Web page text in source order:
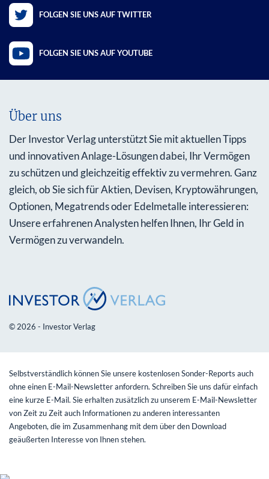
FOLGEN SIE UNS AUF TWITTER
FOLGEN SIE UNS AUF YOUTUBE
Über uns
Der Investor Verlag unterstützt Sie mit aktuellen Tipps
und innovativen Anlage-Lösungen dabei, Ihr Vermögen
zu schützen und gleichzeitig effektiv zu vermehren. Ganz
gleich, ob Sie sich für Aktien, Devisen, Kryptowährungen,
Optionen, Megatrends oder Edelmetalle interessieren:
Unsere erfahrenen Analysten helfen Ihnen, Ihr Geld in
Vermögen zu verwandeln.
© 2026 - Investor Verlag
Selbstverständlich können Sie unsere kostenlosen Sonder-Reports auch
ohne einen E-Mail-Newsletter anfordern. Schreiben Sie uns dafür einfach
eine kurze E-Mail. Sie erhalten zusätzlich zu unserem E-Mail-Newsletter
von Zeit zu Zeit auch Informationen zu anderen interessanten
Angeboten, die im Zusammenhang mit dem über den Download
geäußerten Interesse von Ihnen stehen.